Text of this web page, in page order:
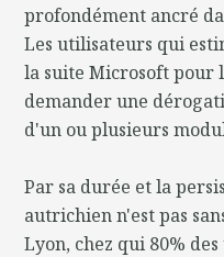
profondément ancré
Les utilisateurs qui
la suite Microsoft pour
demander une
d'un ou plusieurs
Par sa durée et la
autrichien n'est pas
Lyon, chez qui 80%